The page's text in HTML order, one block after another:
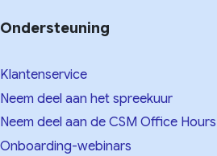
Ondersteuning
Klantenservice
Neem deel aan het spreekuur
Neem deel aan de CSM Office Hours
Onboarding-webinars